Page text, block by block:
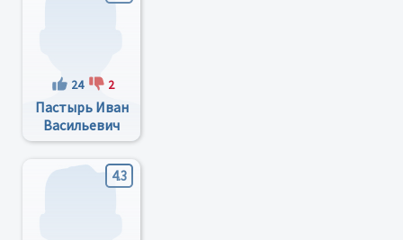
24 2
Пастырь Иван
Васильевич
4.3